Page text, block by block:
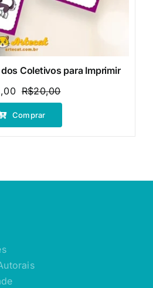
Coletivos para Imprimir
R$20,00O
preço
era:
O
preço
é:
Comprar